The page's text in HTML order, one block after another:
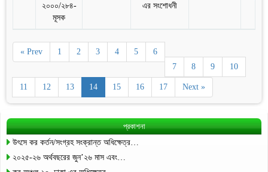
২০০০/২৮৪-
মূসক
এর সংশোধনী
« Prev 1 2 3 4 5
6
7
8 9 10
11 12 13 14 15 16 17 Next »
প্রকাশনা
উৎসে কর কর্তন/সংগ্রহ সংক্রান্ত অধিক্ষেত্র…
২০২৫-২৬ অর্থবছরের জুন’২৬ মাস এবং…